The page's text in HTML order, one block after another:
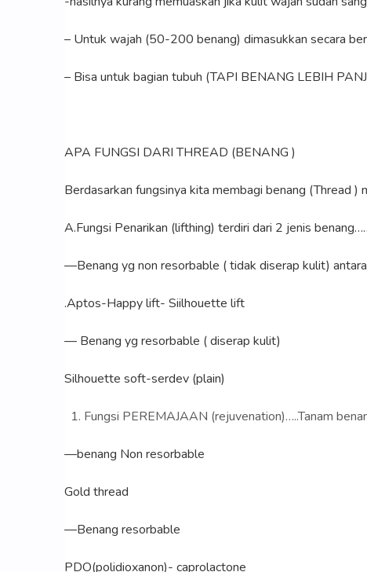
– Untuk wajah (50-200 benang) dimasukkan secara
– Bisa untuk bagian tubuh (TAPI BENANG LEBIH
APA FUNGSI DARI THREAD (BENANG )
Berdasarkan fungsinya kita membagi benang (Thread )
A.Fungsi Penarikan (lifthing) terdiri dari 2 jenis
—Benang yg non resorbable ( tidak diserap kulit)
.Aptos-Happy lift- Siilhouette lift
— Benang yg resorbable ( diserap kulit)
Silhouette soft-serdev (plain)
Fungsi PEREMAJAAN (rejuvenation)…..Tanam
—benang Non resorbable
Gold thread
—Benang resorbable
PDO(polidioxanon)- caprolactone